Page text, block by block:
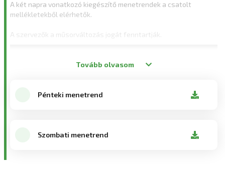
A két napra vonatkozó kiegészítő menetrendek a csatolt
mellékletekből elérhetők.
A szervezők a műsorváltozás jogát fenntartják.
Tovább olvasom
Pénteki menetrend
Szombati menetrend